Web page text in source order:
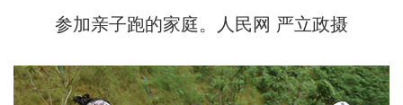
参加亲子跑的家庭。人民网 严立政摄